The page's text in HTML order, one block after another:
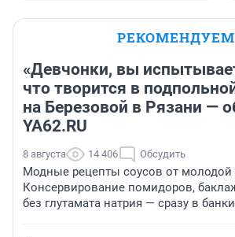
РЕКОМЕНДУЕМ
«Девчонки, вы
что творится в
на Березовой в Рязани —
YA62.RU
8 августа 14 406 Обсудить
Модные рецепты соусов от молодой
Консервирование помидоров,
без глутамата натрия — сразу в банки